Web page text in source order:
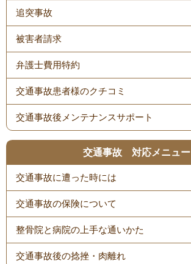
追突事故
被害者請求
弁護士費用特約
交通事故患者様のクチコミ
交通事故後メンテナンスサポート
交通事故 対応メニュー
交通事故に遭った時には
交通事故の保険について
整骨院と病院の上手な通いかた
交通事故後の捻挫・肉離れ